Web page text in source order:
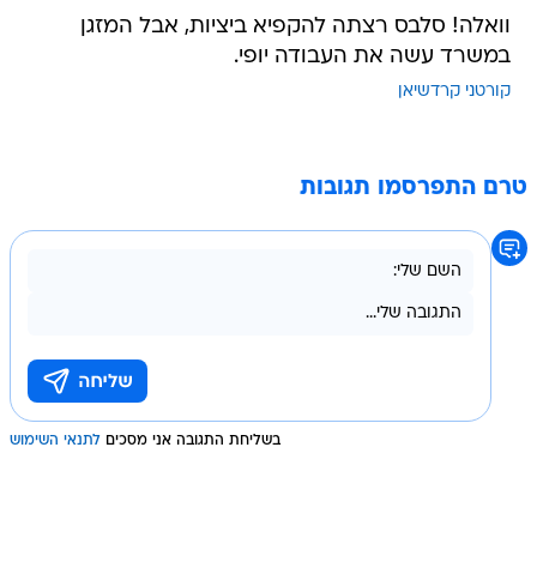
וואלה! סלבס רצתה להקפיא ביציות, אבל המזגן
במשרד עשה את העבודה יופי.
קורטני קרדשיאן
טרם התפרסמו תגובות
בשליחת התגובה אני מסכים לתנאי השימוש